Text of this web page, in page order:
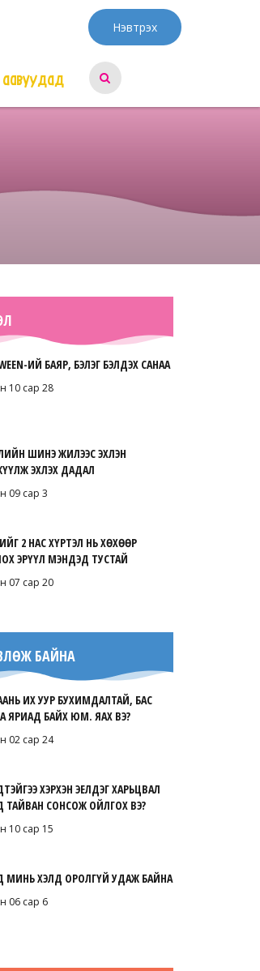
Нэвтрэх
ИЙ БАЯР, БЭЛЭГ БЭЛДЭХ САНАА
10 сар 28
ШИНЭ ЖИЛЭЭС ЭХЛЭН
ЭХЛЭХ ДАДАЛ
09 сар 3
2 НАС ХҮРТЭЛ НЬ ХӨХӨӨР
ЭРҮҮЛ МЭНДЭД ТУСТАЙ
07 сар 20
БАЙНА
ИХ УУР БУХИМДАЛТАЙ, БАС
ЯРИАД БАЙХ ЮМ. ЯАХ ВЭ?
02 сар 24
ХЭРХЭН ЭЕЛДЭГ ХАРЬЦВАЛ
ТАЙВАН СОНСОЖ ОЙЛГОХ ВЭ?
10 сар 15
МИНЬ ХЭЛД ОРОЛГҮЙ УДАЖ БАЙНА
06 сар 6